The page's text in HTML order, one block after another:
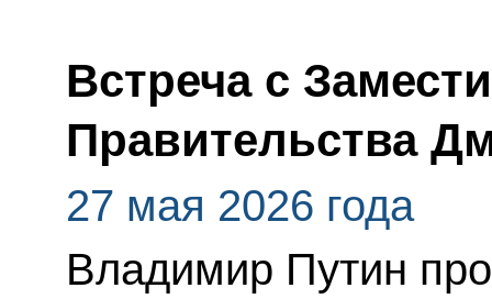
Встреча с
Правительства
27 мая 2026 года
Владимир Путин